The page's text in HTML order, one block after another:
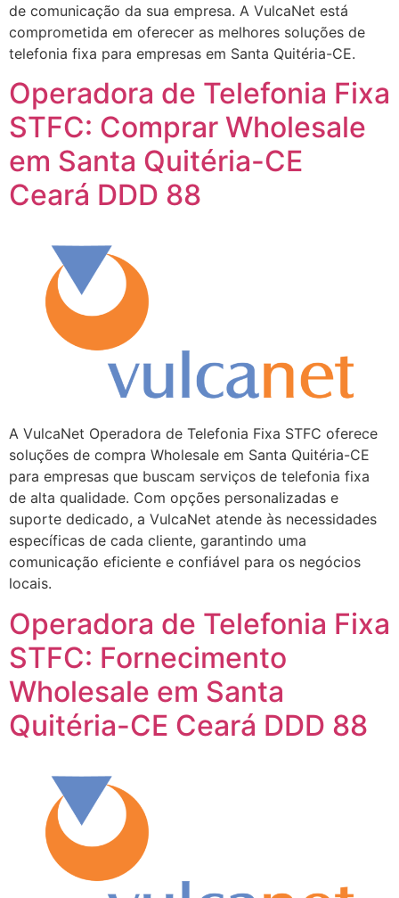
de comunicação da sua empresa. A VulcaNet está
comprometida em oferecer as melhores soluções de
telefonia fixa para empresas em Santa Quitéria-CE.
Operadora de Telefonia Fixa
STFC: Comprar Wholesale
em Santa Quitéria-CE
Ceará DDD 88
A VulcaNet Operadora de Telefonia Fixa STFC oferece
soluções de compra Wholesale em Santa Quitéria-CE
para empresas que buscam serviços de telefonia fixa
de alta qualidade. Com opções personalizadas e
suporte dedicado, a VulcaNet atende às necessidades
específicas de cada cliente, garantindo uma
comunicação eficiente e confiável para os negócios
locais.
Operadora de Telefonia Fixa
STFC: Fornecimento
Wholesale em Santa
Quitéria-CE Ceará DDD 88